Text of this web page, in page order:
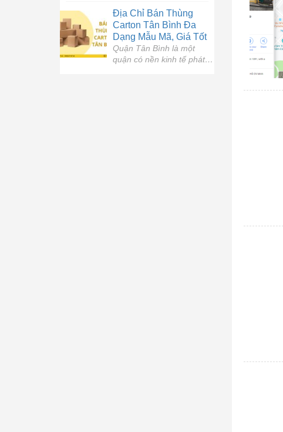
doanh nghiệp, công ty,
và nhà máy sản xuất, là
nơi có nhu cầu lớn về
thùng carton dùng
trong đóng gói, vận
chuyển hàng hóa. Bên
Địa Chỉ Bán Thùng
Carton Tân Bình Đa
Dạng Mẫu Mã, Giá Tốt
Quận Tân Bình là một
quận có nền kinh tế phát